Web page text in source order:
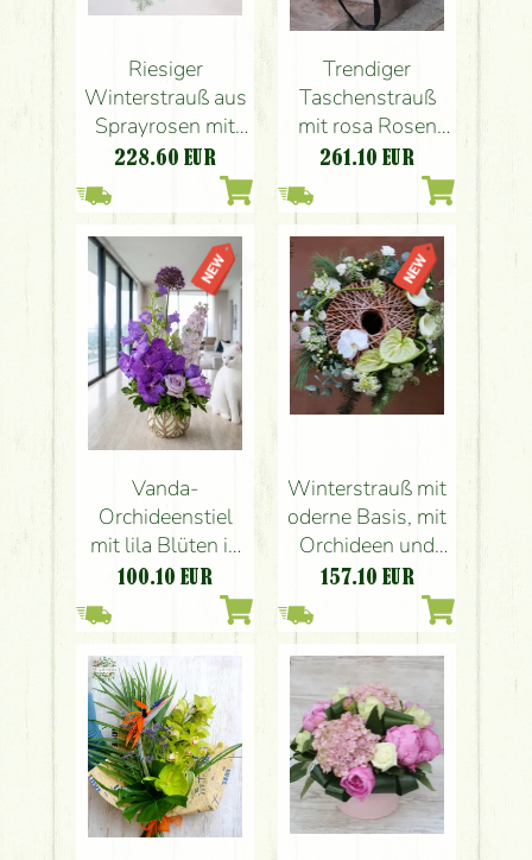
Riesiger
Winterstrauß aus
Sprayrosen mit
Keifern, roten
Beeren und roten
Lorbeerblättern
228.60 EUR
Trendiger
Taschenstrauß
mit rosa Rosen
und lila Blüten
261.10 EUR
Vanda-
Orchideenstiel
mit lila Blüten in
einem schönen
100.10 EUR
Winterstrauß mit
oderne Basis, mit
Orchideen und
weißen Blüten
157.10 EUR